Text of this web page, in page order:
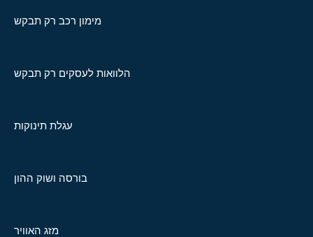
מימון רכב רק תבקש
הלוואות לעסקים רק תבקש
עגלת תינוקות
בורסה ושוק ההון
מזג האוויר